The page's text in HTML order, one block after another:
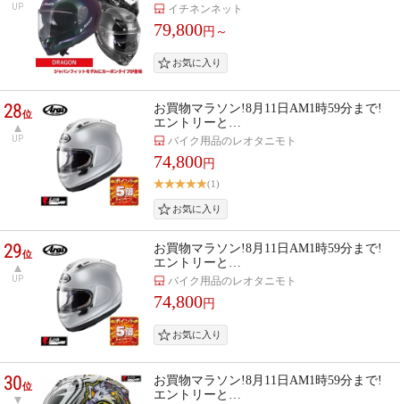
UP イチネンネット
79,800円～
28位
UP
お買物マラソン!8月11日AM1時59分まで!
エントリーと…
バイク用品のレオタニモト
74,800円
(1)
29位
UP
お買物マラソン!8月11日AM1時59分まで!
エントリーと…
バイク用品のレオタニモト
74,800円
30位
お買物マラソン!8月11日AM1時59分まで!
エントリーと…